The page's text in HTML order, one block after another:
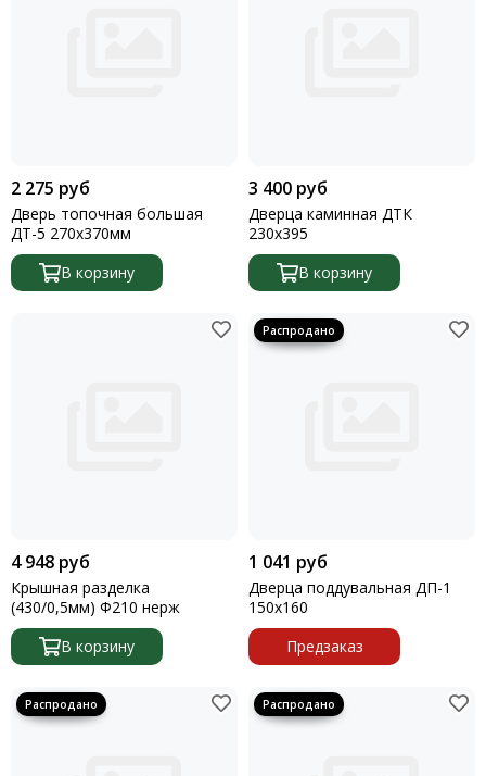
2 275 руб
Дверь топочная большая
ДТ-5 270х370мм
В корзину
3 400 руб
Дверца каминная ДТК
230х395
В корзину
4 948 руб
Крышная разделка
(430/0,5мм) Ф210 нерж
В корзину
1 041 руб
Дверца поддувальная ДП-1
150х160
Предзаказ